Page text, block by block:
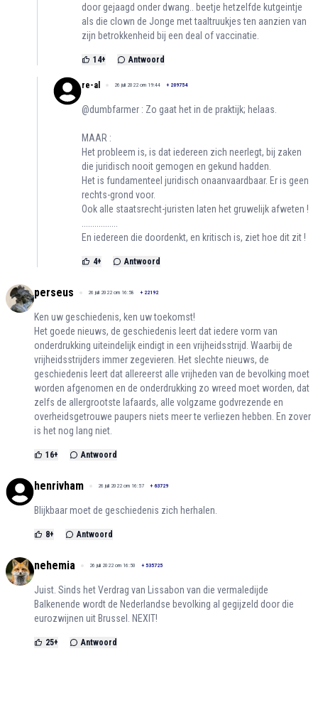
door gejaagd onder dwang.. beetje hetzelfde kutgeintje
als die clown de Jonge met taaltruukjes ten aanzien van
zijn betrokkenheid bij een deal of vaccinatie.
14+ Antwoord
re-al 26 juli 2022 om 19:44 + 209754
@dumbfarmer : Zo gaat het in de praktijk; helaas.
MAAR :
Het probleem is, is dat iedereen zich neerlegt, bij zaken
die juridisch nooit gemogen en gekund hadden.
Het is fundamenteel juridisch onaanvaardbaar. Er is geen
rechts-grond voor.
Ook alle staatsrecht-juristen laten het gruwelijk afweten !
.................
En iedereen die doordenkt, en kritisch is, ziet hoe dit zit !
4+ Antwoord
perseus 26 juli 2022 om 16:58 + 22192
Ken uw geschiedenis, ken uw toekomst!
Het goede nieuws, de geschiedenis leert dat iedere vorm van
onderdrukking uiteindelijk eindigt in een vrijheidsstrijd. Waarbij de
vrijheidsstrijders immer zegevieren. Het slechte nieuws, de
geschiedenis leert dat allereerst alle vrijheden van de bevolking moet
worden afgenomen en de onderdrukking zo wreed moet worden, dat
zelfs de allergrootste lafaards, alle volgzame godvrezende en
overheidsgetrouwe paupers niets meer te verliezen hebben. En zover
is het nog lang niet.
16+ Antwoord
henrivham 26 juli 2022 om 16:57 + 63729
Blijkbaar moet de geschiedenis zich herhalen.
8+ Antwoord
nehemia 26 juli 2022 om 16:50 + 535725
Juist. Sinds het Verdrag van Lissabon van die vermaledijde
Balkenende wordt de Nederlandse bevolking al gegijzeld door die
eurozwijnen uit Brussel. NEXIT!
25+ Antwoord